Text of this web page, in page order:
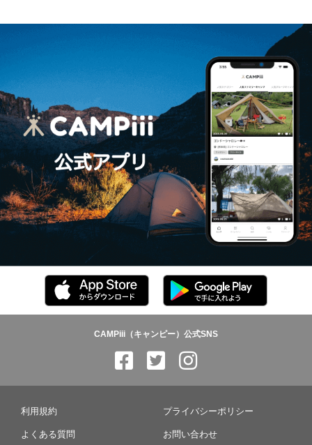
CAMPiii（キャンピー）公式SNS
利用規約 プライバシーポリシー
よくある質問 お問い合わせ